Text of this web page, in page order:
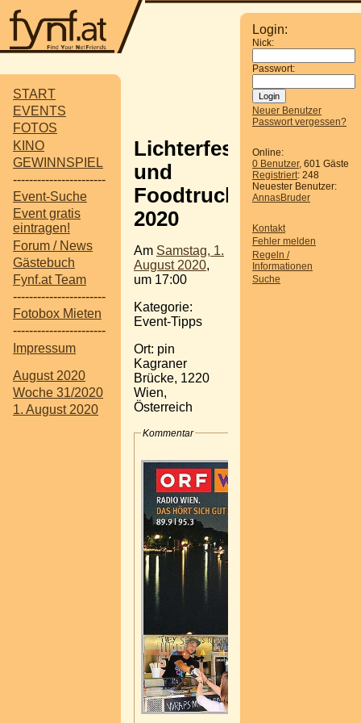
START
EVENTS
FOTOS
KINO
GEWINNSPIEL
-----------------------
Event-Suche
Event gratis
eintragen!
Forum / News
Gästebuch
Fynf.at Team
-----------------------
Fotobox Mieten
-----------------------
Impressum
August 2020
Woche 31/2020
1. August 2020
Login:
Nick:
Passwort:
Neuer Benutzer
Passwort vergessen?
Online:
0 Benutzer, 601 Gäste
Registriert: 248
Neuester Benutzer:
AnnasBruder
Kontakt
Fehler melden
Regeln /
Informationen
Suche
Lichterfest
und
Foodtruckfestival
2020
Am Samstag, 1.
August 2020,
um 17:00
Kategorie:
Event-Tipps
Ort: pin
Kagraner
Brücke, 1220
Wien,
Österreich
Kommentar